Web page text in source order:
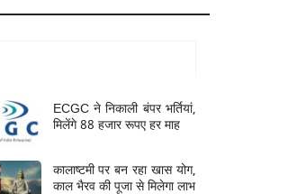
ECGC ने निकाली बंपर भर्तियां,
मिलेंगे 88 हजार रूपए हर माह
कालाष्टमी पर बन रहा खास योग,
काल भैरव की पूजा से मिलेगा लाभ